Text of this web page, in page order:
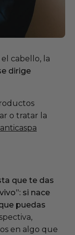
cabello, la
dirige
o tratar la
que te das
si nace
puedas
en algo que